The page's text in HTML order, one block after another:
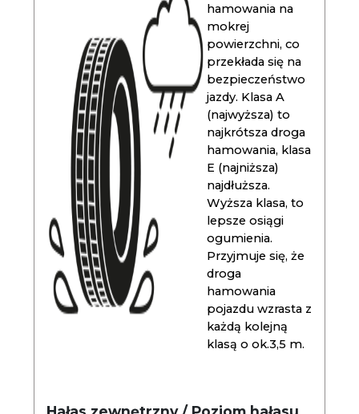
hamowania na
mokrej
powierzchni, co
przekłada się na
bezpieczeństwo
jazdy. Klasa A
(najwyższa) to
najkrótsza droga
hamowania, klasa
E (najniższa)
najdłuższa.
Wyższa klasa, to
lepsze osiągi
ogumienia.
Przyjmuje się, że
droga
hamowania
pojazdu wzrasta z
każdą kolejną
klasą o ok.3,5 m.